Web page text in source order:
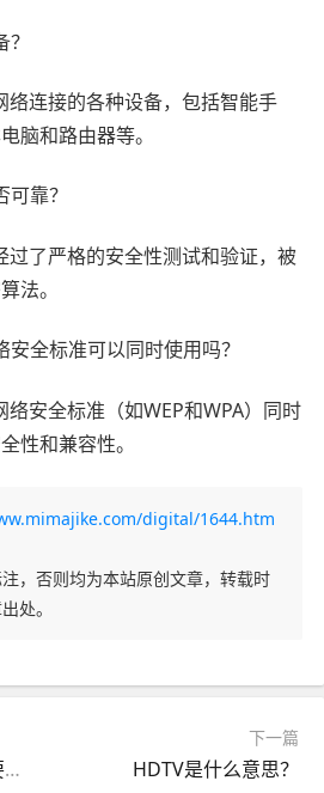
络连接的各种设备，包括智能手
脑和路由器等。
靠？
过了严格的安全性测试和验证，被
法。
全标准可以同时使用吗？
安全标准（如WEP和WPA）同时
性和兼容性。
digital/1644.htm
，否则均为本站原创文章，转载时
处。
什么是外贸，它的重要性是什么？
下一篇
HDTV是什么意思？